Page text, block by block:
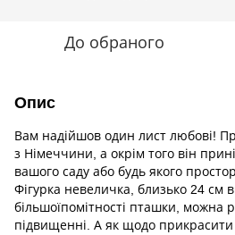
До обраного
Опис
Вам надійшов один лист любові!
з Німеччини, а окрім того він
вашого саду або будь якого
Фігурка невеличка, близько 24 см
більшоїпомітності пташки, можна
підвищенні. А як щодо